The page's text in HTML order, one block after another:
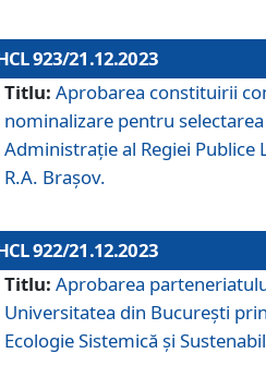
923/21.12.2023
Titlu: Aprobarea constituirii
nominalizare pentru
Administrație al Regiei Publice
R.A. Brașov.
922/21.12.2023
Titlu: Aprobarea
Universitatea din București
Ecologie Sistemică și